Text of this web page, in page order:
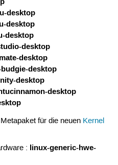
desktop
desktop
desktop
desktop
desktop
desktop
desktop
desktop
für die neuen Kernel
: linux-generic-hwe-